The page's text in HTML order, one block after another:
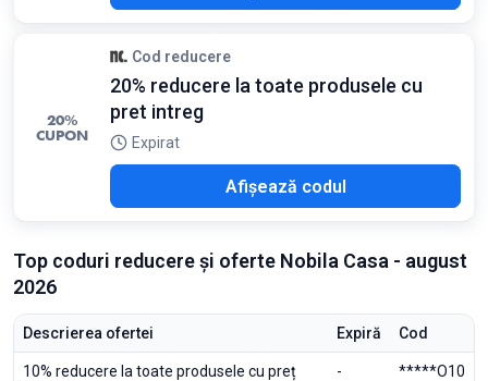
20%
CUPON
Cod reducere
20% reducere la toate produsele cu
pret intreg
Expirat
Afișează codul
Top coduri reducere și oferte Nobila Casa - august
2026
Descrierea ofertei Expiră Cod
10% reducere la toate produsele cu preț
- *****O10